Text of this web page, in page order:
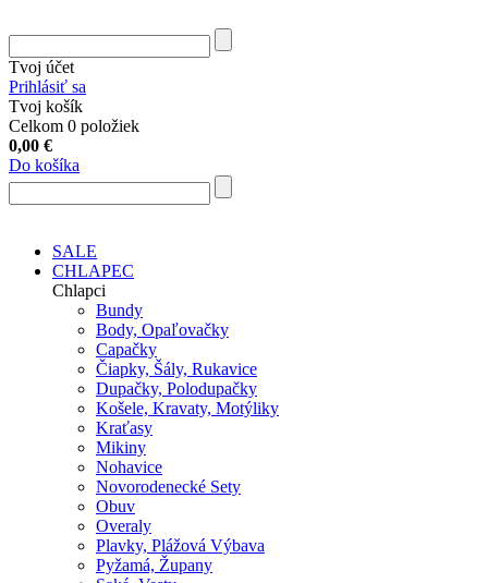
Tvoj účet
Prihlásiť sa
Tvoj košík
Celkom 0 položiek
0,00 €
Do košíka
SALE
CHLAPEC
Chlapci
Bundy
Body, Opaľovačky
Capačky
Čiapky, Šály, Rukavice
Dupačky, Polodupačky
Košele, Kravaty, Motýliky
Kraťasy
Mikiny
Nohavice
Novorodenecké Sety
Obuv
Overaly
Plavky, Plážová Výbava
Pyžamá, Župany